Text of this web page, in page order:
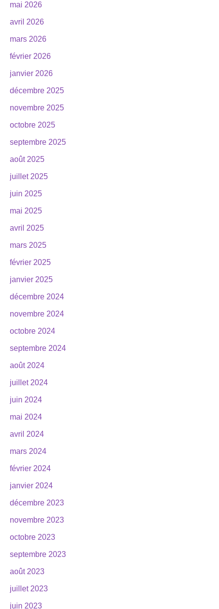
mai 2026
avril 2026
mars 2026
février 2026
janvier 2026
décembre 2025
novembre 2025
octobre 2025
septembre 2025
août 2025
juillet 2025
juin 2025
mai 2025
avril 2025
mars 2025
février 2025
janvier 2025
décembre 2024
novembre 2024
octobre 2024
septembre 2024
août 2024
juillet 2024
juin 2024
mai 2024
avril 2024
mars 2024
février 2024
janvier 2024
décembre 2023
novembre 2023
octobre 2023
septembre 2023
août 2023
juillet 2023
juin 2023